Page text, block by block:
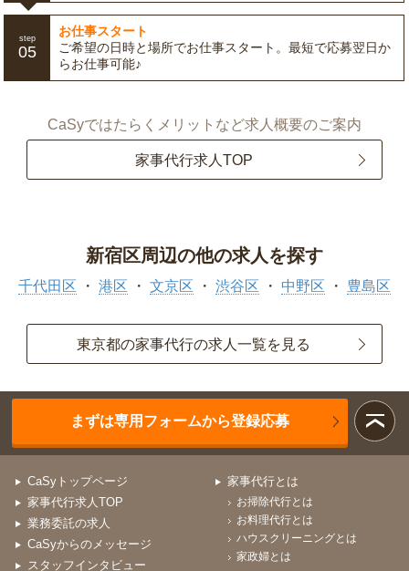
step
05
お仕事スタート
ご希望の日時と場所でお仕事スタート。最短で応募翌日か
らお仕事可能♪
CaSyではたらくメリットなど求人概要のご案内
家事代行求人TOP
新宿区周辺の他の求人を探す
千代田区 港区 文京区 渋谷区 中野区 豊島区
東京都の家事代行の求人一覧を見る
まずは専用フォームから登録応募
CaSyトップページ
家事代行求人TOP
業務委託の求人
CaSyからのメッセージ
スタッフインタビュー
家事代行とは
お掃除代行とは
お料理代行とは
ハウスクリーニングとは
家政婦とは